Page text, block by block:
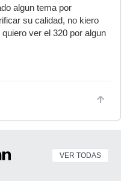
algun tema por
su calidad, no kiero
ver el 320 por algun
VER TODAS